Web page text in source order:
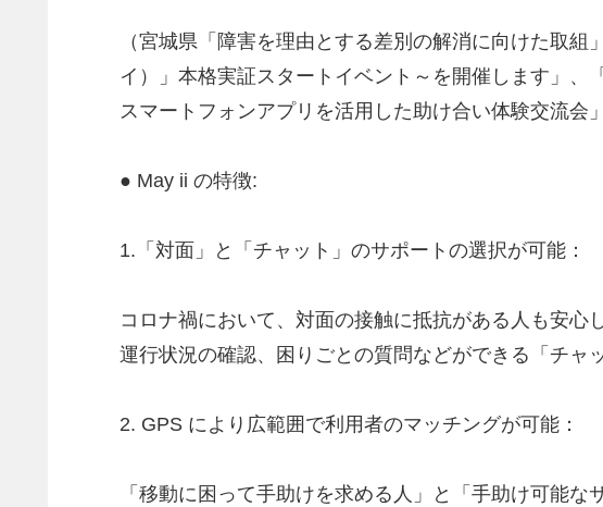
（宮城県「障害を理由とする差別の解消に向けた取
イ）」本格実証スタートイベント～を開催します」
スマートフォンアプリを活用した助け合い体験交流会
● May ii の特徴:
1.「対面」と「チャット」のサポートの選択が可能：
コロナ禍において、対面の接触に抵抗がある人も安
運行状況の確認、困りごとの質問などができる「チャ
2. GPS により広範囲で利用者のマッチングが可能：
「移動に困って手助けを求める人」と「手助け可能